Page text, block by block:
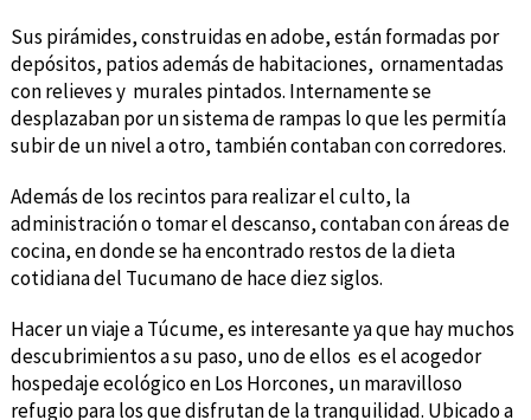
Sus pirámides, construidas en adobe, están formadas por
depósitos, patios además de habitaciones, ornamentadas
con relieves y murales pintados. Internamente se
desplazaban por un sistema de rampas lo que les permitía
subir de un nivel a otro, también contaban con corredores.
Además de los recintos para realizar el culto, la
administración o tomar el descanso, contaban con áreas de
cocina, en donde se ha encontrado restos de la dieta
cotidiana del Tucumano de hace diez siglos.
Hacer un viaje a Túcume, es interesante ya que hay muchos
descubrimientos a su paso, uno de ellos es el acogedor
hospedaje ecológico en Los Horcones, un maravilloso
refugio para los que disfrutan de la tranquilidad. Ubicado a